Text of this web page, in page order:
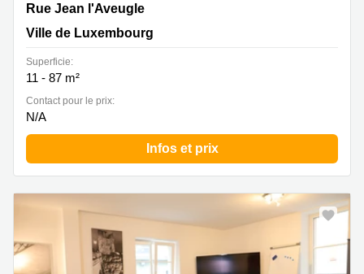
16, rue Jean l'Aveugle, Ville de Luxembourg
Rue Jean l'Aveugle
Ville de Luxembourg
Superficie:
11 - 87 m²
Contact pour le prix:
N/A
Infos et prix